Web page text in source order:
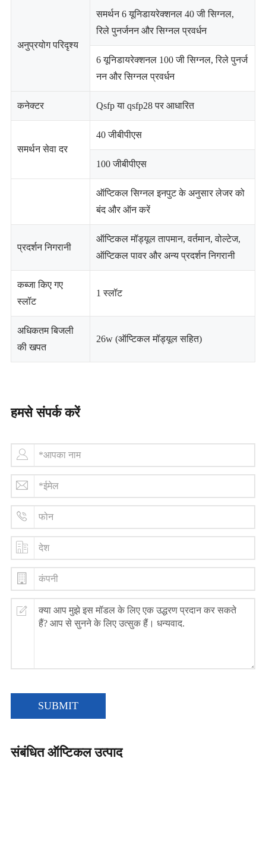
अनुप्रयोग परिदृश्य
समर्थन 6 यूनिडायरेक्शनल 40 जी सिग्नल,
रिले पुनर्जनन और सिग्नल प्रवर्धन
6 यूनिडायरेक्शनल 100 जी सिग्नल, रिले पुनर्ज
नन और सिग्नल प्रवर्धन
कनेक्टर Qsfp या qsfp28 पर आधारित
समर्थन सेवा दर
40 जीबीपीएस
100 जीबीपीएस
ऑप्टिकल सिग्नल इनपुट के अनुसार लेजर को
बंद और ऑन करें
प्रदर्शन निगरानी
ऑप्टिकल मॉड्यूल तापमान, वर्तमान, वोल्टेज,
ऑप्टिकल पावर और अन्य प्रदर्शन निगरानी
कब्जा किए गए
स्लॉट
1 स्लॉट
अधिकतम बिजली
की खपत
26w (ऑप्टिकल मॉड्यूल सहित)
हमसे संपर्क करें
SUBMIT
संबंधित ऑप्टिकल उत्पाद